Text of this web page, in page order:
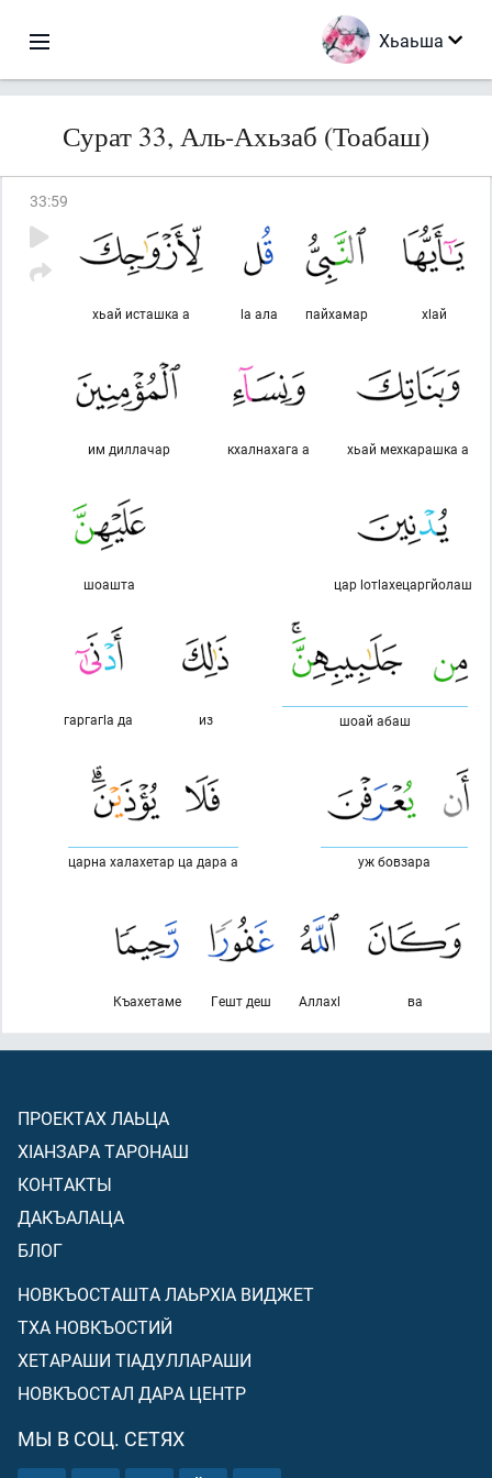
Хьаьша
Сурат 33, Аль-Ахьзаб (Тоабаш)
33:59
хlай
пайхамар
lа ала
хьай исташка а
хьай мехкарашка а
кхалнахага а
им диллачар
цар lотlахецаргйолаш
шоашта
шоай абаш
из
гаргагlа да
уж бовзара
царна халахетар ца дара а
ва
Аллахl
Гешт деш
Къахетаме
ПРОЕКТАХ ЛАЬЦА
ХIАНЗАРА ТАРОНАШ
КОНТАКТЫ
ДАКЪАЛАЦА
БЛОГ
НОВКЪОСТАШТА ЛАЬРХIА ВИДЖЕТ
ТХА НОВКЪОСТИЙ
ХЕТАРАШИ ТIАДУЛЛАРАШИ
НОВКЪОСТАЛ ДАРА ЦЕНТР
МЫ В СОЦ. СЕТЯХ